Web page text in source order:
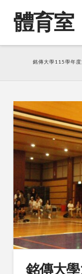
體育室
銘傳大學115學年
銘傳大